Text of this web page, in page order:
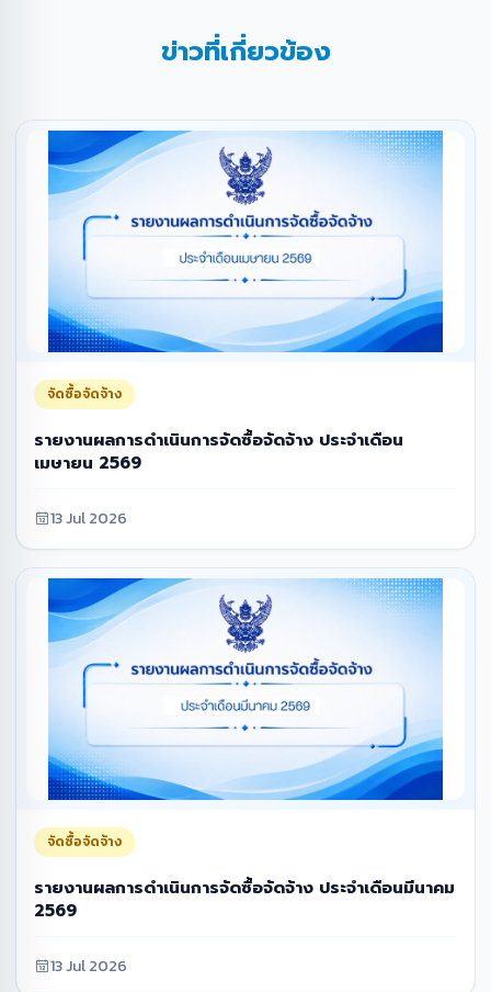
ข่าวที่เกี่ยวข้อง
จัดซื้อจัดจ้าง
รายงานผลการดำเนินการจัดซื้อจัดจ้าง ประจำเดือน
เมษายน 2569
13 Jul 2026
จัดซื้อจัดจ้าง
รายงานผลการดำเนินการจัดซื้อจัดจ้าง ประจำเดือนมีนาคม
2569
13 Jul 2026